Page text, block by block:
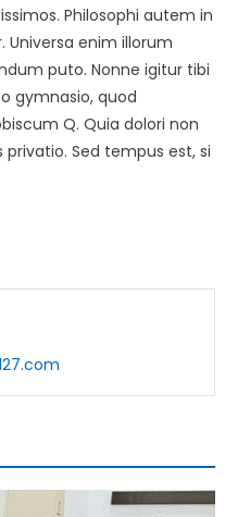
Philosophi autem in
enim illorum
puto. Nonne igitur tibi
gymnasio, quod
Q. Quia dolori non
Sed tempus est, si